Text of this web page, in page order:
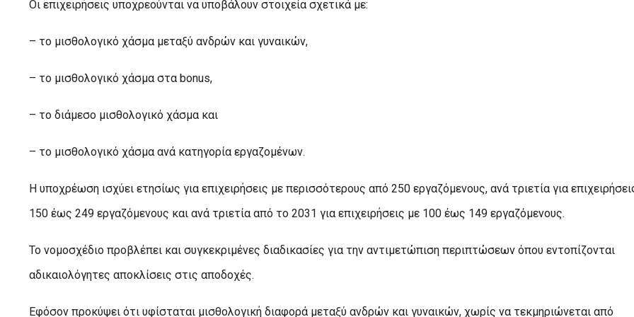
Οι επιχειρήσεις υποχρεούνται να υποβάλουν στοιχεία σχετικά με:
– το μισθολογικό χάσμα μεταξύ ανδρών και γυναικών,
– το μισθολογικό χάσμα στα bonus,
– το διάμεσο μισθολογικό χάσμα και
– το μισθολογικό χάσμα ανά κατηγορία εργαζομένων.
Η υποχρέωση ισχύει ετησίως για επιχειρήσεις με περισσότερους από 250 εργαζόμενους, ανά τριετία για
150 έως 249 εργαζόμενους και ανά τριετία από το 2031 για επιχειρήσεις με 100 έως 149 εργαζόμενους.
Το νομοσχέδιο προβλέπει και συγκεκριμένες διαδικασίες για την αντιμετώπιση περιπτώσεων όπου εντοπίζονται
αδικαιολόγητες αποκλίσεις στις αποδοχές.
Εφόσον προκύψει ότι υφίσταται μισθολογική διαφορά μεταξύ ανδρών και γυναικών, χωρίς να τεκμηριώνεται από